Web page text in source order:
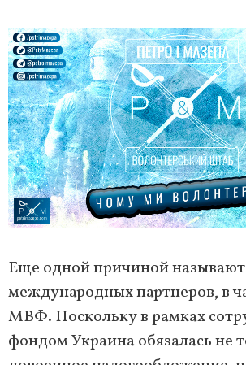
Еще одной причиной называют
международных партнеров, в
МВФ. Поскольку в рамках
фондом Украина обязалась не